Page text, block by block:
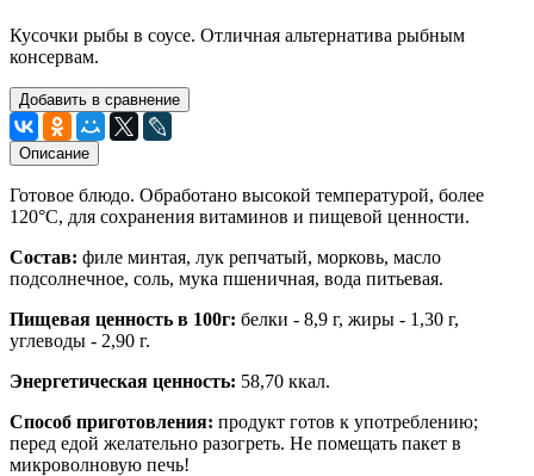
Кусочки рыбы в соусе. Отличная альтернатива рыбным
консервам.
Добавить в сравнение
Описание
Готовое блюдо. Обработано высокой температурой, более
120°C, для сохранения витаминов и пищевой ценности.
Состав: филе минтая, лук репчатый, морковь, масло
подсолнечное, соль, мука пшеничная, вода питьевая.
Пищевая ценность в 100г: белки - 8,9 г, жиры - 1,30 г,
углеводы - 2,90 г.
Энергетическая ценность: 58,70 ккал.
Способ приготовления: продукт готов к употреблению;
перед едой желательно разогреть. Не помещать пакет в
микроволновую печь!